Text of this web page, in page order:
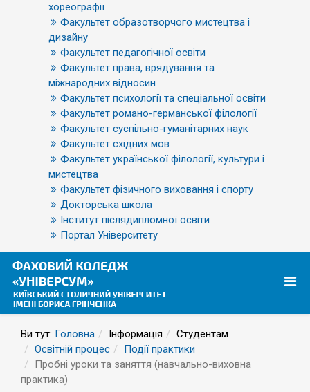
хореографії
Факультет образотворчого мистецтва і
дизайну
Факультет педагогічної освіти
Факультет права, врядування та
міжнародних відносин
Факультет психології та спеціальної освіти
Факультет романо-германської філології
Факультет суспільно-гуманітарних наук
Факультет східних мов
Факультет української філології, культури і
мистецтва
Факультет фізичного виховання і спорту
Докторська школа
Інститут післядипломної освіти
Портал Університету
Ви тут: Головна Інформація
Студентам
Освітній процес
Події практики
Пробні уроки та заняття (навчально-виховна
практика)